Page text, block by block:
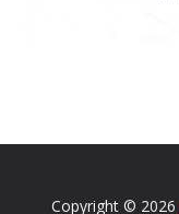
Copyright © 2026